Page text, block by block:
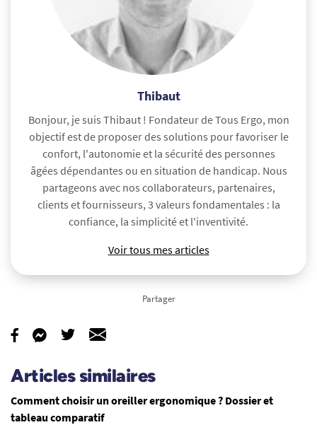
Thibaut
Bonjour, je suis Thibaut ! Fondateur de Tous Ergo, mon
objectif est de proposer des solutions pour favoriser le
confort, l'autonomie et la sécurité des personnes
âgées dépendantes ou en situation de handicap. Nous
partageons avec nos collaborateurs, partenaires,
clients et fournisseurs, 3 valeurs fondamentales : la
confiance, la simplicité et l'inventivité.
Voir tous mes articles
Partager
Articles similaires
Comment choisir un oreiller ergonomique ? Dossier et
tableau comparatif